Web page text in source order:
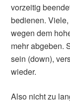
vorzeitig
bedienen.
wegen dem
mehr abgeben.
sein (down),
wieder.
Also nicht zu